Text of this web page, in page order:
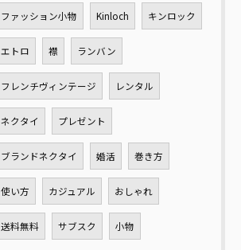
ファッション小物 Kinloch キンロック
エトロ 襟 ランバン
フレンチヴィンテージ レンタル
ネクタイ プレゼント
ブランドネクタイ 婚活 巻き方
使い方 カジュアル おしゃれ
送料無料 サブスク 小物